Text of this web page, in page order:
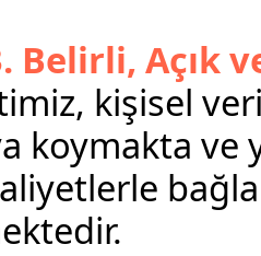
Belirli, Açık
kişisel
koymakta ve